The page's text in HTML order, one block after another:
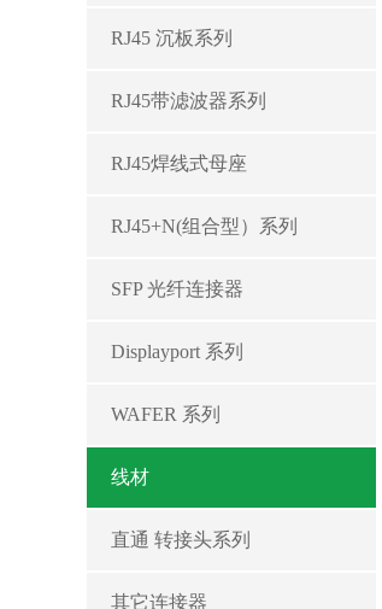
RJ45 沉板系列
RJ45带滤波器系列
RJ45焊线式母座
RJ45+N(组合型）系列
SFP 光纤连接器
Displayport 系列
WAFER 系列
线材
直通 转接头系列
其它连接器